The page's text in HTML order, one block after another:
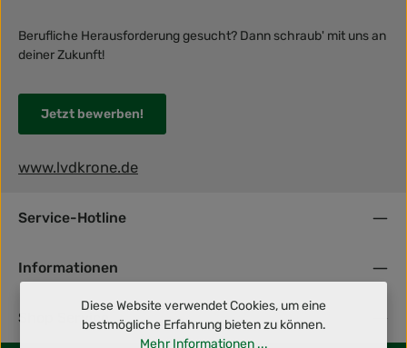
Berufliche Herausforderung gesucht? Dann schraub' mit uns an
deiner Zukunft!
Jetzt bewerben!
www.lvdkrone.de
Service-Hotline
Informationen
Shop Service
Diese Website verwendet Cookies, um eine
bestmögliche Erfahrung bieten zu können.
Mehr Informationen ...